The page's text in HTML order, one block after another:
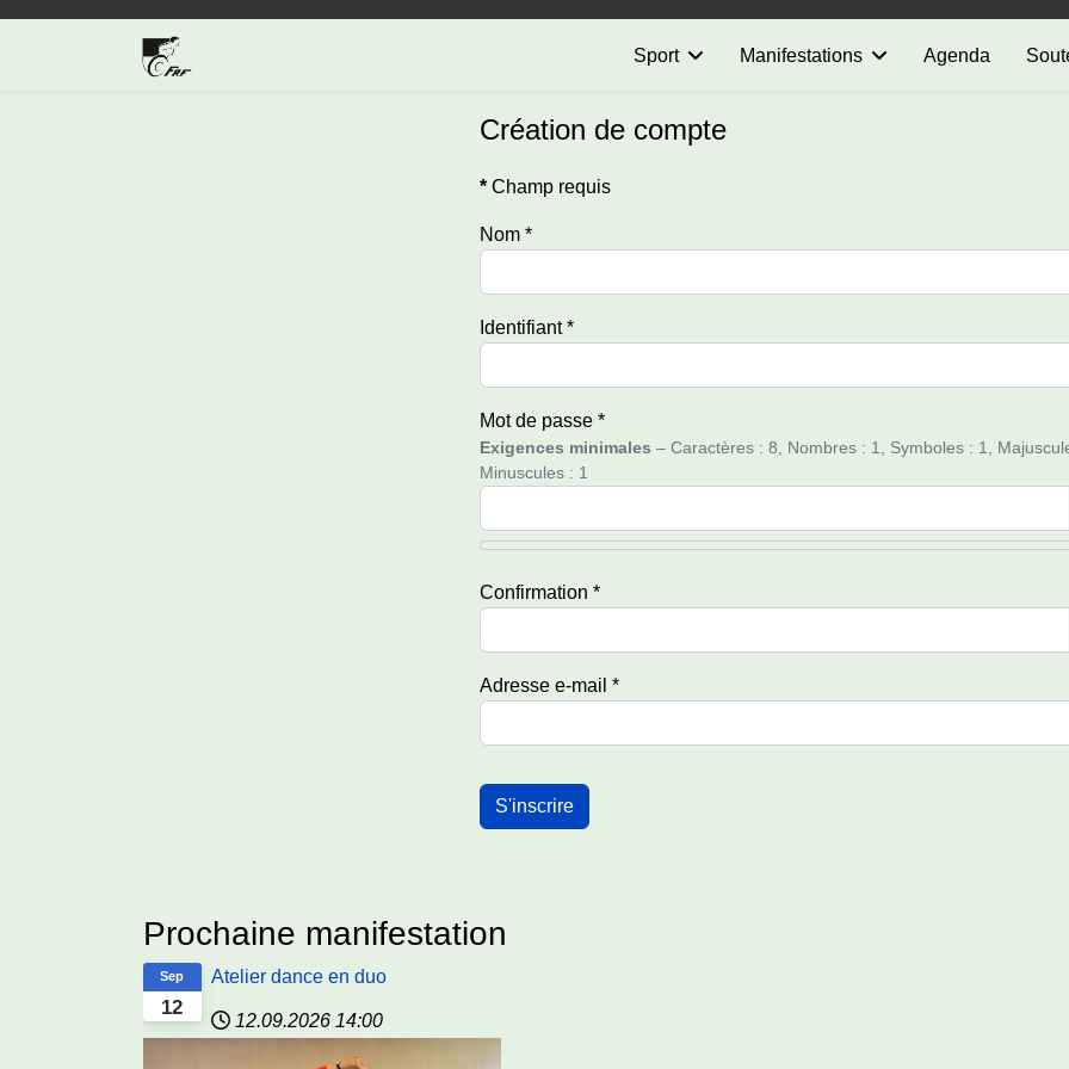
Sport Manifestations Agenda
Création de compte
* Champ requis
Nom *
Identifiant*
Mot de passe *
Exigences minimales – Caractères : 8, Nombres : 1, Symboles : 1,
Minuscules : 1
Confirmation *
Adresse e-mail *
S'inscrire
Prochaine manifestation
12
Sep Atelier dance en duo
12.09.2026 14:00